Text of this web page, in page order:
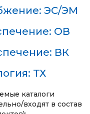
ЭС/ЭМ
ОВ
ВК
ТХ
каталоги
входят в состав